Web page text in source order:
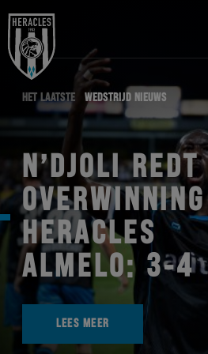
HET LAATSTE WEDSTRIJD NIEUWS
N’DJOLI REDT
OVERWINNING
HERACLES
ALMELO: 3-4
LEES MEER